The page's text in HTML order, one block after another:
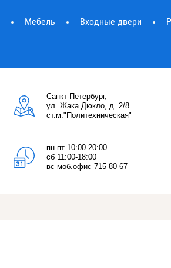
Мебель Входные двери
Санкт-Петербург,
ул. Жака Дюкло, д. 2/8
ст.м."Политехническая"
пн-пт 10:00-20:00
сб 11:00-18:00
вс моб.офис 715-80-67